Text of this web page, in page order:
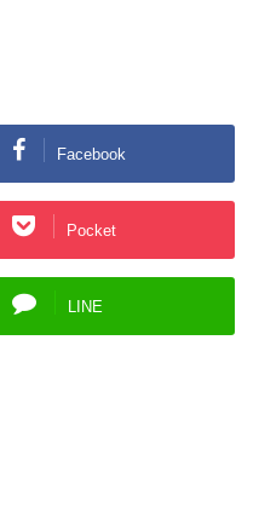
Facebook
Pocket
LINE